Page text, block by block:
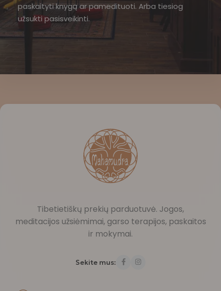
paskaityti knygą ar pamedituoti. Arba tiesiog
užsukti pasisveikinti.
Tibetietiškų prekių parduotuvė. Jogos,
meditacijos užsiėmimai, garso terapijos, paskaitos
ir mokymai.
Sekite mus: